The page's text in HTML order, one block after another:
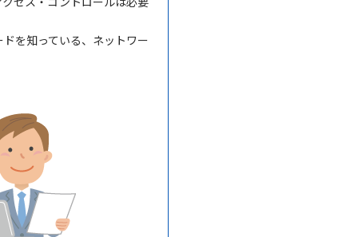
を知っている、ネットワー